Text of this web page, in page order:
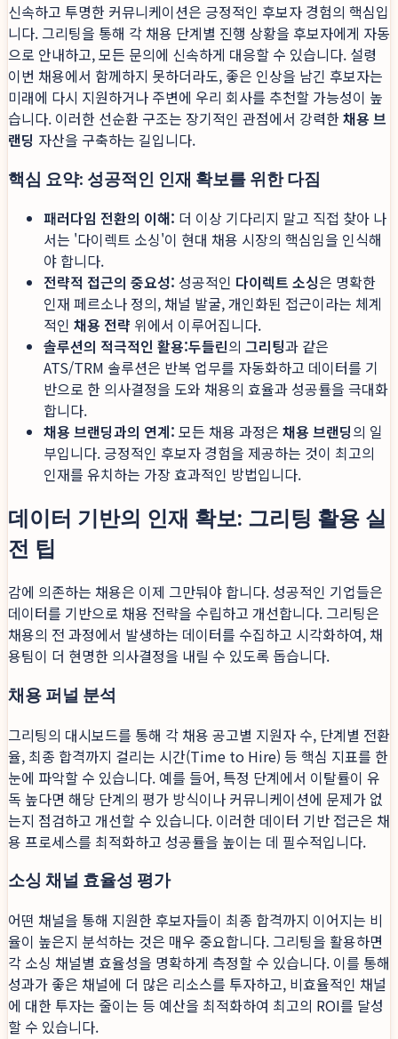
신속하고 투명한 커뮤니케이션은 긍정적인 후보자 경험의 핵심입
니다. 그리팅을 통해 각 채용 단계별 진행 상황을 후보자에게 자동
으로 안내하고, 모든 문의에 신속하게 대응할 수 있습니다. 설령
이번 채용에서 함께하지 못하더라도, 좋은 인상을 남긴 후보자는
미래에 다시 지원하거나 주변에 우리 회사를 추천할 가능성이 높
습니다. 이러한 선순환 구조는 장기적인 관점에서 강력한채용 브
랜딩 자산을 구축하는 길입니다.
핵심 요약: 성공적인 인재 확보를 위한 다짐
패러다임 전환의 이해: 더 이상 기다리지 말고 직접 찾아 나
서는 '다이렉트 소싱'이 현대 채용 시장의 핵심임을 인식해
야 합니다.
전략적 접근의 중요성: 성공적인 다이렉트 소싱은 명확한
인재 페르소나 정의, 채널 발굴, 개인화된 접근이라는 체계
적인 채용 전략 위에서 이루어집니다.
솔루션의 적극적인 활용:두들린의 그리팅과 같은
ATS/TRM 솔루션은 반복 업무를 자동화하고 데이터를 기
반으로 한 의사결정을 도와 채용의 효율과 성공률을 극대화
합니다.
채용 브랜딩과의 연계: 모든 채용 과정은 채용 브랜딩의 일
부입니다. 긍정적인 후보자 경험을 제공하는 것이 최고의
인재를 유치하는 가장 효과적인 방법입니다.
데이터 기반의 인재 확보: 그리팅 활용 실
전 팁
감에 의존하는 채용은 이제 그만둬야 합니다. 성공적인 기업들은
데이터를 기반으로 채용 전략을 수립하고 개선합니다. 그리팅은
채용의 전 과정에서 발생하는 데이터를 수집하고 시각화하여, 채
용팀이 더 현명한 의사결정을 내릴 수 있도록 돕습니다.
채용 퍼널 분석
그리팅의 대시보드를 통해 각 채용 공고별 지원자 수, 단계별 전환
율, 최종 합격까지 걸리는 시간(Time to Hire) 등 핵심 지표를 한
눈에 파악할 수 있습니다. 예를 들어, 특정 단계에서 이탈률이 유
독 높다면 해당 단계의 평가 방식이나 커뮤니케이션에 문제가 없
는지 점검하고 개선할 수 있습니다. 이러한 데이터 기반 접근은 채
용 프로세스를 최적화하고 성공률을 높이는 데 필수적입니다.
소싱 채널 효율성 평가
어떤 채널을 통해 지원한 후보자들이 최종 합격까지 이어지는 비
율이 높은지 분석하는 것은 매우 중요합니다. 그리팅을 활용하면
각 소싱 채널별 효율성을 명확하게 측정할 수 있습니다. 이를 통해
성과가 좋은 채널에 더 많은 리소스를 투자하고, 비효율적인 채널
에 대한 투자는 줄이는 등 예산을 최적화하여 최고의 ROI를 달성
할 수 있습니다.